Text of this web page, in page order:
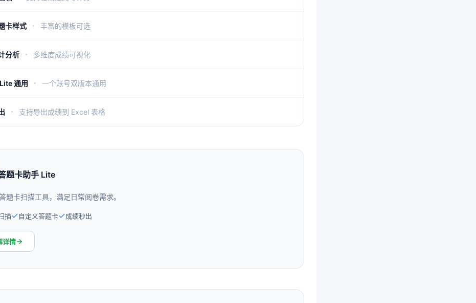
卡样式 丰富的模板可选
分析 多维度成绩可视化
通用 一个账号双版本通用
支持导出成绩到 Excel 表格
题卡助手 Lite
题卡扫描工具，满足日常阅卷需求。
描 自定义答题卡 成绩秒出
详情